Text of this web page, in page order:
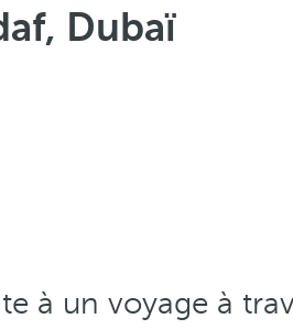
Dubaï
à un voyage à